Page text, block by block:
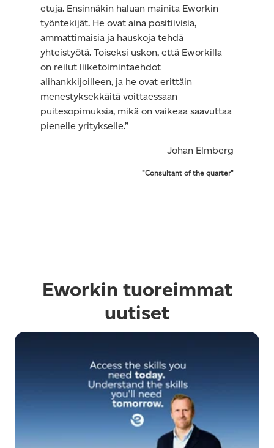
etuja. Ensinnäkin haluan mainita Eworkin
työntekijät. He ovat aina positiivisia,
ammattimaisia ja hauskoja tehdä
yhteistyötä. Toiseksi uskon, että Eworkilla
on reilut liiketoimintaehdot
alihankkijoilleen, ja he ovat erittäin
menestyksekkäitä voittaessaan
puitesopimuksia, mikä on vaikeaa saavuttaa
pienelle yritykselle.”
Johan Elmberg
"Consultant of the quarter"
Eworkin tuoreimmat
uutiset